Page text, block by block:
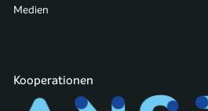
Medien
Kooperationen